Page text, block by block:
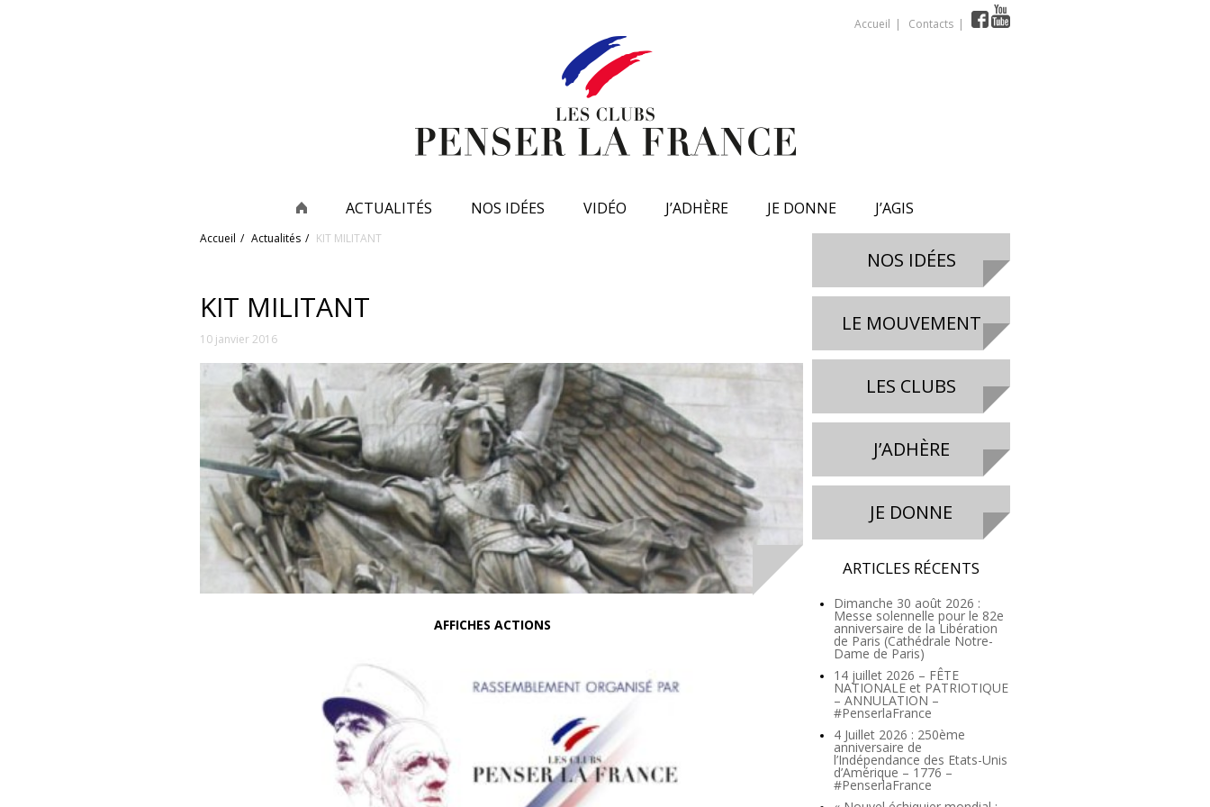
Accueil Contacts
ACTUALITÉS NOS IDÉES VIDÉO J’ADHÈRE JE DONNE J’AGIS
Accueil Actualités KIT MILITANT
KIT MILITANT
10 janvier 2016
AFFICHES ACTIONS
NOS IDÉES
LE MOUVEMENT
LES CLUBS
J’ADHÈRE
JE DONNE
ARTICLES RÉCENTS
Dimanche 30 août 2026 :
Messe solennelle pour le 82e
anniversaire de la Libération
de Paris (Cathédrale Notre-
Dame de Paris)
14 juillet 2026 – FÊTE
NATIONALE et PATRIOTIQUE
– ANNULATION –
#PenserlaFrance
4 Juillet 2026 : 250ème
anniversaire de
l’Indépendance des Etats-Unis
d’Amérique – 1776 –
#PenserlaFrance